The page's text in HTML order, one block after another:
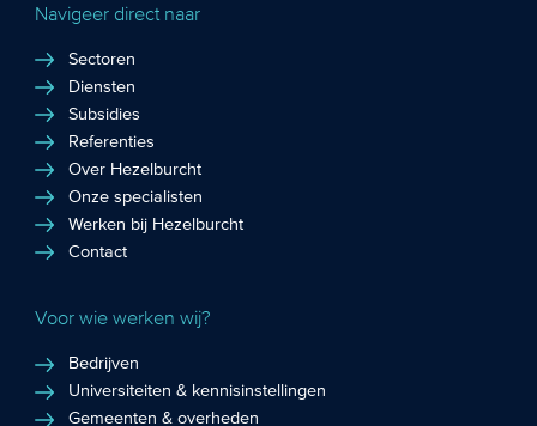
Navigeer direct naar
Sectoren
Diensten
Subsidies
Referenties
Over Hezelburcht
Onze specialisten
Werken bij Hezelburcht
Contact
Voor wie werken wij?
Bedrijven
Universiteiten & kennisinstellingen
Gemeenten & overheden